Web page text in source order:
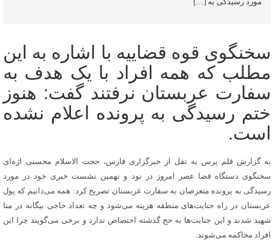
سخنگوی قوه قضاییه با اشاره به این
مطلب که همه افراد با یک هدف به
سفارت عربستان نرفتند گفت: هنوز
ختم رسیدگی به پرونده اعلام نشده
است.
به گزارش قلم پرس به نقل از خبرگزاری فارس، حجت الاسلام محسنی اژه‌ای
سخنگوی دستگاه قضا عصر امروز در نود و نهمین نشست خبری خود در مورد
رسیدگی به پرونده متعرضان به سفارت عربستان تصریح کرد: همه می‌دانیم که پول
عربستان در راه جنایت‌های منطقه هزینه می‌شود و چه تعداد حاجی بیگانه در منا
شهید شدند و این جنایت‌ها به حج گذشته اختصاص ندارد و برخی می‌گویند چرا این
افراد محاکمه می‌شوند.